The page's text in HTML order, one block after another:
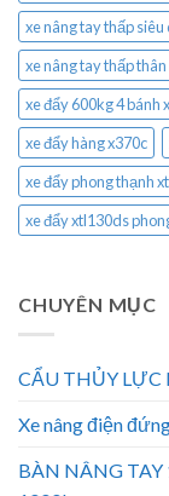
xe nâng tay thấp siêu
xe nâng tay thấp
xe đẩy 600kg 4 bánh
xe đẩy hàng x370c
xe đẩy phong thạnh
xe đẩy xtl130ds
CHUYÊN MỤC
CẨU THỦY LỰC
Xe nâng điện
BÀN NÂNG TAY